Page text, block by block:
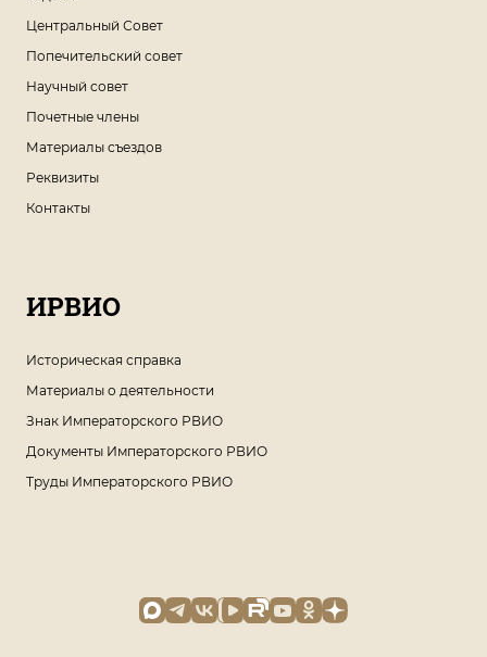
Центральный Совет
Попечительский совет
Научный совет
Почетные члены
Материалы съездов
Реквизиты
Контакты
ИРВИО
Историческая справка
Материалы о деятельности
Знак Императорского РВИО
Документы Императорского РВИО
Труды Императорского РВИО